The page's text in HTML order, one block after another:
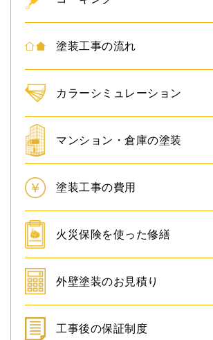
塗装工事の流れ
カラーシミュレーション
マンション・倉庫の塗装
塗装工事の費用
火災保険を使った修繕
外壁塗装のお見積り
工事後の保証制度